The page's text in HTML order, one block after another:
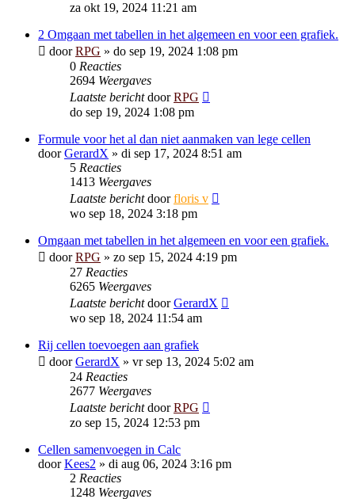
za okt 19, 2024 11:21 am
2 Omgaan met tabellen in het algemeen en voor een grafiek.
doorRPG » do sep 19, 2024 1:08 pm
0 Reacties
2694 Weergaves
Laatste berichtdoorRPG
do sep 19, 2024 1:08 pm
Formule voor het al dan niet aanmaken van lege cellen
doorGerardX » di sep 17, 2024 8:51 am
5 Reacties
1413 Weergaves
Laatste berichtdoorfloris v
wo sep 18, 2024 3:18 pm
Omgaan met tabellen in het algemeen en voor een grafiek.
doorRPG » zo sep 15, 2024 4:19 pm
27 Reacties
6265 Weergaves
Laatste berichtdoorGerardX
wo sep 18, 2024 11:54 am
Rij cellen toevoegen aan grafiek
doorGerardX » vr sep 13, 2024 5:02 am
24 Reacties
2677 Weergaves
Laatste berichtdoorRPG
zo sep 15, 2024 12:53 pm
Cellen samenvoegen in Calc
doorKees2 » di aug 06, 2024 3:16 pm
2 Reacties
1248 Weergaves